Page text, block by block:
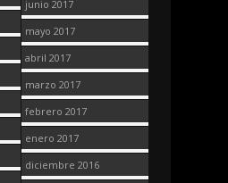
junio 2017
mayo 2017
abril 2017
marzo 2017
febrero 2017
enero 2017
diciembre 2016